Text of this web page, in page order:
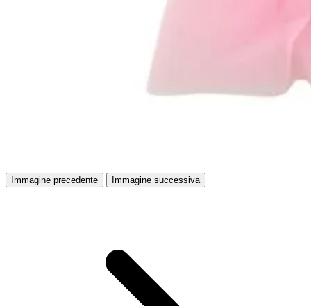
Immagine precedente Immagine successiva